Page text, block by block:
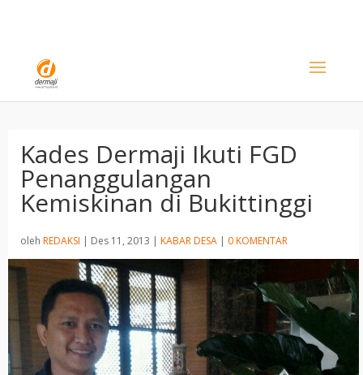
Kades Dermaji Ikuti FGD
Penanggulangan
Kemiskinan di Bukittinggi
oleh REDAKSI | Des 11, 2013 | KABAR DESA | 0 KOMENTAR